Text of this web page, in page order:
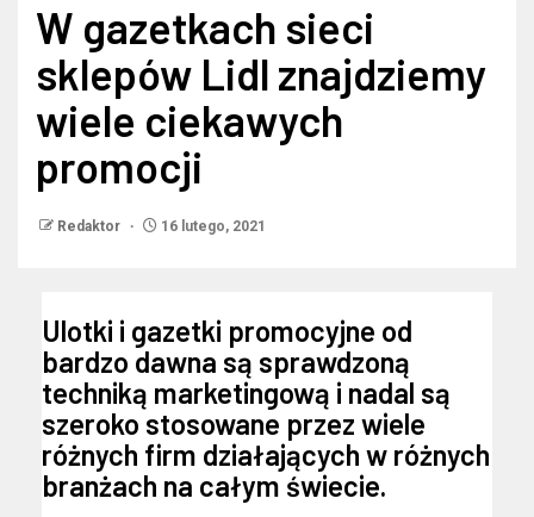
W gazetkach sieci
sklepów Lidl znajdziemy
wiele ciekawych
promocji
Redaktor 16 lutego, 2021
Ulotki i gazetki promocyjne od
bardzo dawna są sprawdzoną
techniką marketingową i nadal są
szeroko stosowane przez wiele
różnych firm działających w różnych
branżach na całym świecie.